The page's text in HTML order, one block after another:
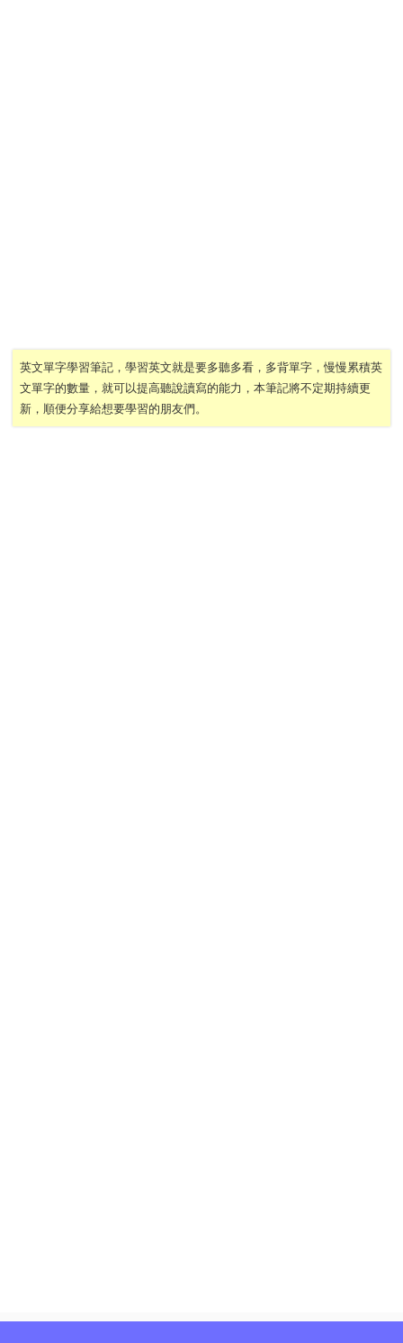
英文單字學習筆記，學習英文就是要多聽多看，多背單字，慢慢累積英
文單字的數量，就可以提高聽說讀寫的能力，本筆記將不定期持續更
新，順便分享給想要學習的朋友們。